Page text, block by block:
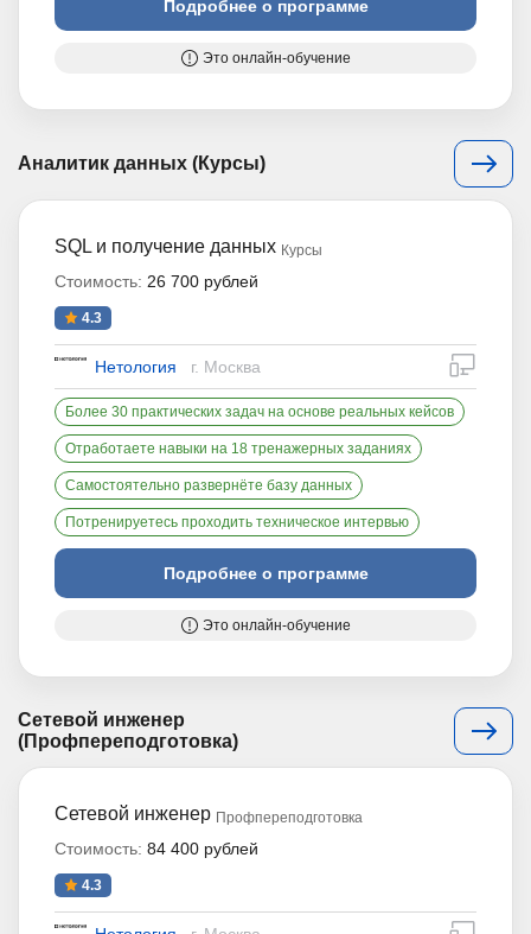
Подробнее о программе
Это онлайн-обучение
Аналитик данных (Курсы)
SQL и получение данных Курсы
Стоимость: 26 700 рублей
4.3
Нетология г. Москва
Более 30 практических задач на основе реальных кейсов
Отработаете навыки на 18 тренажерных заданиях
Самостоятельно развернёте базу данных
Потренируетесь проходить техническое интервью
Подробнее о программе
Это онлайн-обучение
Сетевой инженер
(Профпереподготовка)
Сетевой инженер Профпереподготовка
Стоимость: 84 400 рублей
4.3